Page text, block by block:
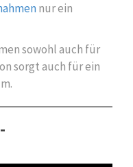
nur ein
sowohl auch für
sorgt auch für ein